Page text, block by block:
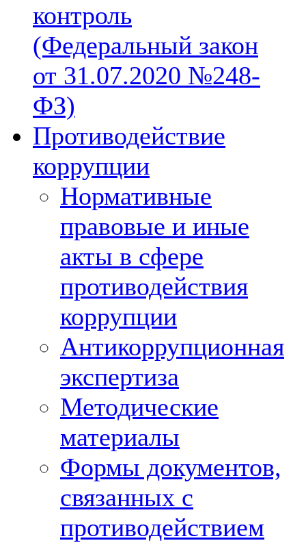
контроль
(Федеральный закон
от 31.07.2020 №248-
ФЗ)
Противодействие
коррупции
Нормативные
правовые и иные
акты в сфере
противодействия
коррупции
Антикоррупционная
экспертиза
Методические
материалы
Формы документов,
связанных с
противодействием